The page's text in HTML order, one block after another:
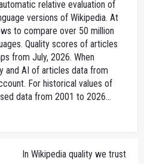
relative evaluation of
versions of Wikipedia. At
to compare over 50 million
Quality scores of articles
from July, 2026. When
and AI of articles data from
For historical values of
data from 2001 to 2026...
In Wikipedia quality we trust